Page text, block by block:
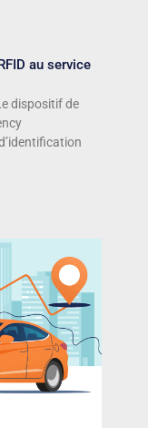
au service
dispositif de